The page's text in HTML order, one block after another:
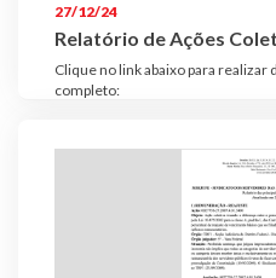
27/12/24
Relatório de Ações
Clique no link abaixo para
completo: